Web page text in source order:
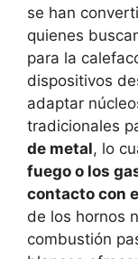
se han
quienes
para la
dispositivos
adaptar
tradicionales
de metal, lo
fuego o los
contacto con
de los hornos
combustión